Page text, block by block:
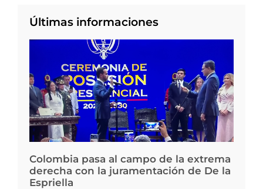
Últimas informaciones
Colombia pasa al campo de la extrema
derecha con la juramentación de De la
Espriella